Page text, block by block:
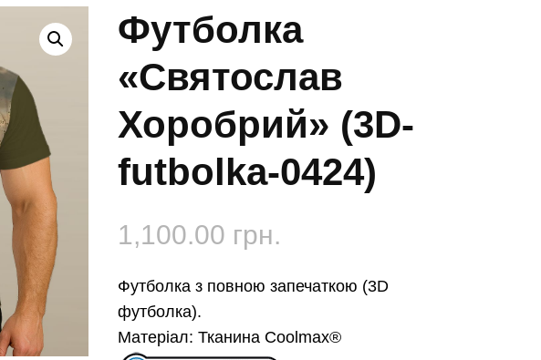
Футболка
«Святослав
Хоробрий» (3D-
futbolka-0424)
1,100.00 грн.
Футболка з повною запечаткою (3D
футболка).
Матеріал: Тканина Coolmax®